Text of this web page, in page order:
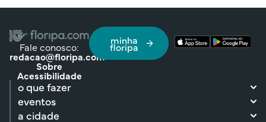
Fale conosco:
redacao@floripa.com
Sobre
Acessibilidade
minha
floripa
o que fazer
eventos
a cidade